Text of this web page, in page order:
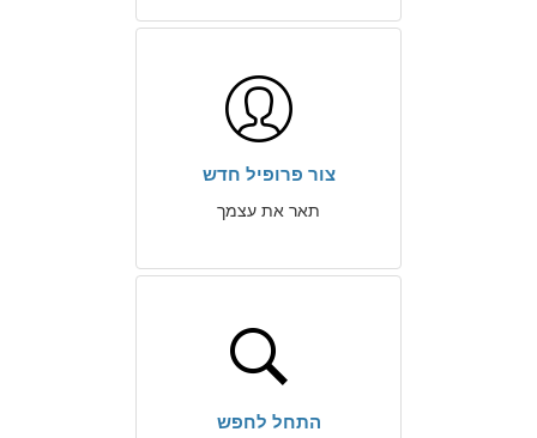
צור פרופיל חדש
תאר את עצמך
התחל לחפש